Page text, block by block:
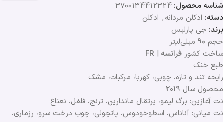
شناسه محصول: 3700134412324
دسته: ادکلن مردانه, ادکلن
برند: جی پارلیس
حجم 90 میلی‌لیتر
ساخت کشور فرانسه |
FR
طبع خنک
رایحه تند و تازه، چوبی، کهربا، مرکبات، مشک
محصول سال 2019
نت آغازین: برگ لیمو، پرتقال ماندارین، ترنج، فلفل، نعناع
نت میانی: آناناس، اسطوخودوس، پاتچولی، چوب درخت سرو، رزماری،